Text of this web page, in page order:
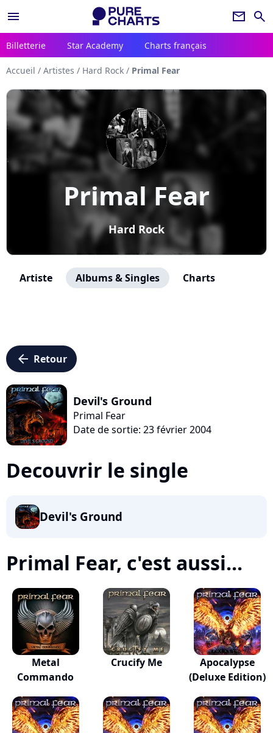
menu newsletter search
Billetterie Star Academy Charts français
Accueil / Artistes / Hard Rock / Primal Fear
Primal Fear
Hard Rock
Artiste Albums & Singles Charts
arrow_left Retour
Devil's Ground
Primal Fear
Date de sortie: 23 février 2004
Decouvrir le single
Devil's Ground
Primal Fear, c'est aussi...
Metal
Commando
Crucify Me
Apocalypse
(Deluxe Edition)